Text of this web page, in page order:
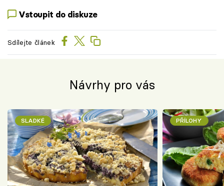
Vstoupit do diskuze
Sdílejte článek
Návrhy pro vás
SLADKÉ PŘÍLOHY